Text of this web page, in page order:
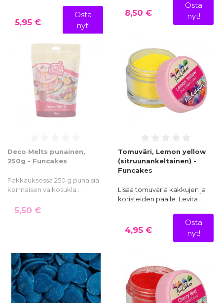
5,95 €
Osta
nyt!
8,50 €
Osta
nyt!
Deco Melts punainen,
250g - Funcakes
Pakkauksessa 250 g punaisia
kermaisen valkosukla…
5,50 €
Tomuväri, Lemon yellow
(sitruunankeltainen) -
Funcakes
Lisää tomuväriä kakkujen ja
koristeiden päälle. Levitä…
4,95 €
Osta
nyt!